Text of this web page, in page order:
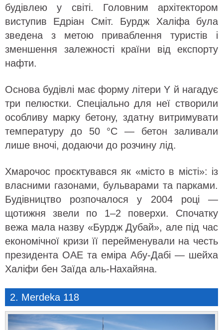
будівлею у світі. Головним архітектором
виступив Едріан Сміт. Бурдж Халіфа була
зведена з метою приваблення туристів і
зменшення залежності країни від експорту
нафти.
Основа будівлі має форму літери Y й нагадує
три пелюстки. Спеціально для неї створили
особливу марку бетону, здатну витримувати
температуру до 50 °C — бетон заливали
лише вночі, додаючи до розчину лід.
Хмарочос проєктувався як «місто в місті»: із
власними газонами, бульварами та парками.
Будівництво розпочалося у 2004 році —
щотижня звели по 1–2 поверхи. Спочатку
вежа мала назву «Бурдж Дубай», але під час
економічної кризи її перейменували на честь
президента ОАЕ та еміра Абу-Дабі — шейха
Халіфи бен Заїда аль-Нахайяна.
2. Merdeka 118